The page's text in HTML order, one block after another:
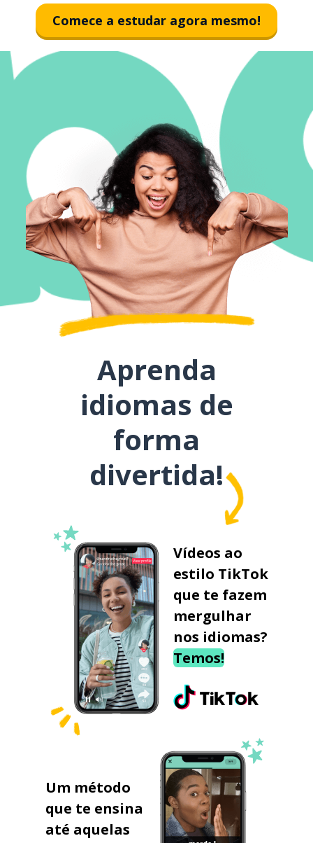
Comece a estudar agora mesmo!
Aprenda
idiomas de
forma
divertida!
Vídeos ao
estilo TikTok
que te fazem
mergulhar
nos idiomas?
Temos!
Um método
que te ensina
até aquelas